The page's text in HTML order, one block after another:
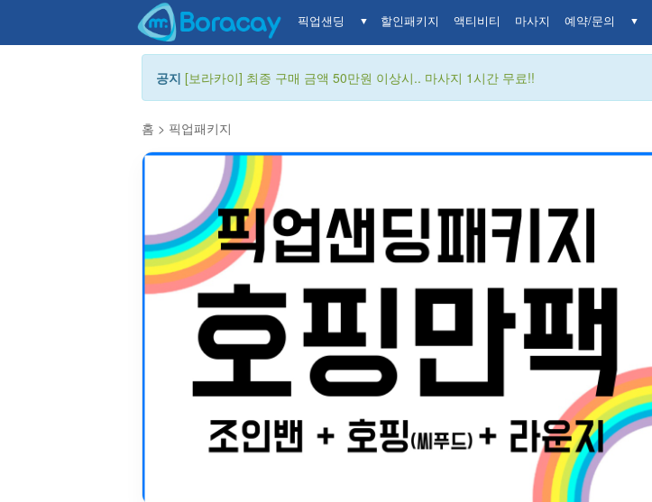
픽업샌딩 ▼ 할인패키지 액티비티 마사지 예약/문의 ▼
공지 [보라카이] 최종 구매 금액 50만원 이상시.. 마사지 1시간 무료!!
홈 > 픽업패키지